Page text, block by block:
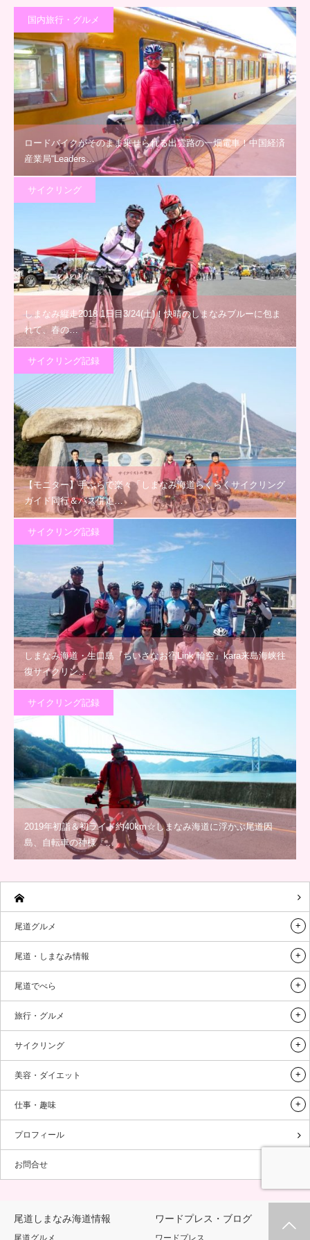
国内旅行・グルメ
ロードバイクがそのまま乗せられる出雲路の一畑電車！中国経済
産業局“Leaders…
サイクリング
しまなみ縦走2018 1日目3/24(土)！快晴のしまなみブルーに包ま
れて、春の…
サイクリング記録
【モニター】手ぶらで楽々「しまなみ海道らくらくサイクリング
ガイド同行＆バス併走…
サイクリング記録
しまなみ海道・生口島『ちいさなお宿Link 輪空』kara来島海峡往
復サイクリン…
サイクリング記録
2019年初詣＆初ライド約40km☆しまなみ海道に浮かぶ尾道因
島、自転車の神様「…
尾道グルメ
尾道・しまなみ情報
尾道でべら
旅行・グルメ
サイクリング
美容・ダイエット
仕事・趣味
プロフィール
お問合せ
尾道しまなみ海道情報
尾道グルメ
ワードプレス・ブログ
ワードプレス
お問合せ